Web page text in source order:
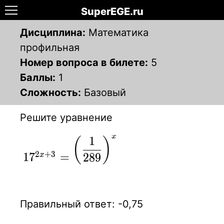
SuperEGE.ru
Дисциплина: Математика
профильная
Номер вопроса в билете: 5
Баллы: 1
Сложность: Базовый
Решите уравнение
17^{2x+3 }
=\displaystyle
172x+3 = ( 289
1 ) x
Правильный ответ: -0,75